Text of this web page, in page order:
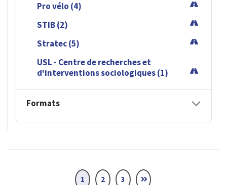
Pro vélo (4)
STIB (2)
Stratec (5)
USL - Centre de recherches et
d'interventions sociologiques (1)
Formats
1 2 3